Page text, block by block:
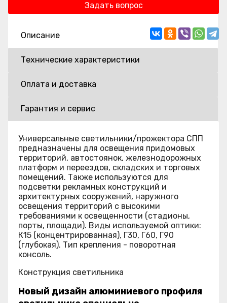
Задать вопрос
Описание
Технические характеристики
Оплата и доставка
Гарантия и сервис
Универсальные светильники/прожектора СПП
предназначены для освещения придомовых
территорий, автостоянок, железнодорожных
платформ и переездов, складских и торговых
помещений. Также используются для
подсветки рекламных конструкций и
архитектурных сооружений, наружного
освещения территорий с высокими
требованиями к освещенности (стадионы,
порты, площади). Виды используемой оптики:
К15 (концентрированная), Г30, Г60, Г90
(глубокая). Тип крепления - поворотная
консоль.
Конструкция светильника
Новый дизайн алюминиевого профиля